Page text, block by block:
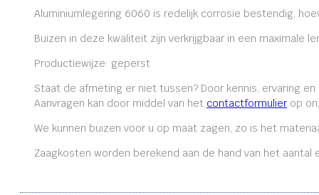
Aluminiumlegering 6060 is redelijk corrosie bestendig,
Buizen in deze kwaliteit zijn verkrijgbaar in een maximale
Productiewijze: geperst
Staat de afmeting er niet tussen? Door kennis, ervaring
Aanvragen kan door middel van het contactformulier op
We kunnen buizen voor u op maat zagen, zo is het
Zaagkosten worden berekend aan de hand van het